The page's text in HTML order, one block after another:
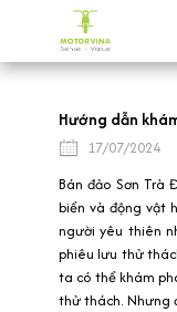
Hướng dẫn
17/07/2024
Bán đảo Sơn Trà
biển và động vật
người yêu thiên
phiêu lưu thử
ta có thể khám
thử thách. Nhưng